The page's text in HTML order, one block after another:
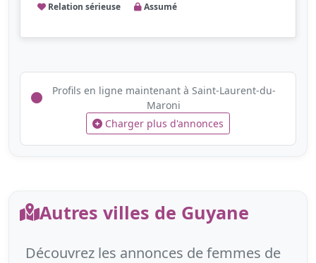
Relation sérieuse Assumé
Profils en ligne maintenant à Saint-Laurent-du-
Maroni
Charger plus d'annonces
Autres villes de Guyane
Découvrez les annonces de femmes de